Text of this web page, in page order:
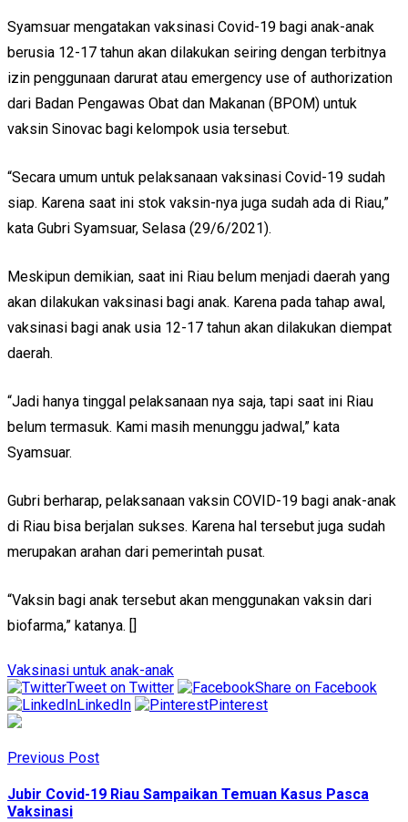
Syamsuar mengatakan vaksinasi Covid-19 bagi anak-anak
berusia 12-17 tahun akan dilakukan seiring dengan terbitnya
izin penggunaan darurat atau emergency use of authorization
dari Badan Pengawas Obat dan Makanan (BPOM) untuk
vaksin Sinovac bagi kelompok usia tersebut.
“Secara umum untuk pelaksanaan vaksinasi Covid-19 sudah
siap. Karena saat ini stok vaksin-nya juga sudah ada di Riau,”
kata Gubri Syamsuar, Selasa (29/6/2021).
Meskipun demikian, saat ini Riau belum menjadi daerah yang
akan dilakukan vaksinasi bagi anak. Karena pada tahap awal,
vaksinasi bagi anak usia 12-17 tahun akan dilakukan diempat
daerah.
“Jadi hanya tinggal pelaksanaan nya saja, tapi saat ini Riau
belum termasuk. Kami masih menunggu jadwal,” kata
Syamsuar.
Gubri berharap, pelaksanaan vaksin COVID-19 bagi anak-anak
di Riau bisa berjalan sukses. Karena hal tersebut juga sudah
merupakan arahan dari pemerintah pusat.
“Vaksin bagi anak tersebut akan menggunakan vaksin dari
biofarma,” katanya. []
Vaksinasi untuk anak-anak
Tweet on Twitter
Share on Facebook
LinkedIn
Pinterest
Previous Post
Jubir Covid-19 Riau Sampaikan Temuan Kasus Pasca
Vaksinasi